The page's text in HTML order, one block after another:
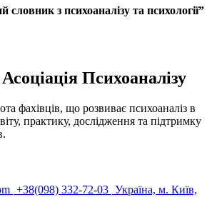
з психоаналізу та психології”
Психоаналізу
фахівців, що розвиває психоаналіз в
практику, дослідження та підтримку
+38(098) 332-72-03 Україна, м. Київ,